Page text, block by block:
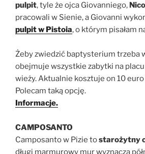
pulpit, tyle że ojca Giovanniego,
pracowali w Sienie, a Giovanni
pulpit w Pistoia, o którym pisałam
Żeby zwiedzić baptysterium trzeba
obejmuje wszystkie zabytki na
wieży. Aktualnie kosztuje on 10 euro
Polecam taką opcję.
Informacje.
CAMPOSANTO
Camposanto w Pizie tostarożytny
długi marmurowy mur wyznacza